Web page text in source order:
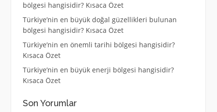
bölgesi hangisidir? Kısaca Özet
Türkiye’nin en büyük doğal güzellikleri bulunan
bölgesi hangisidir? Kısaca Özet
Türkiye’nin en önemli tarihi bölgesi hangisidir?
Kısaca Özet
Türkiye’nin en büyük enerji bölgesi hangisidir?
Kısaca Özet
Son Yorumlar